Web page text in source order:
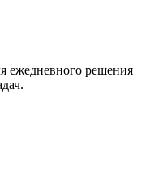
ежедневного решения